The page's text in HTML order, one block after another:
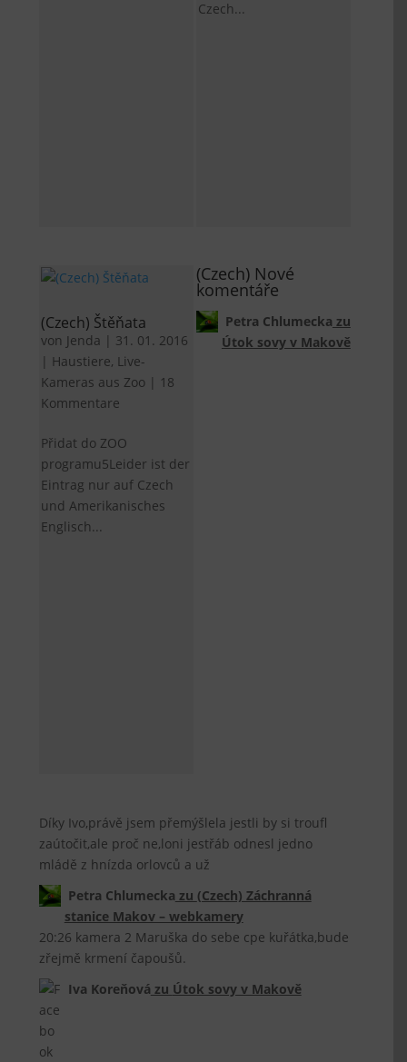
Czech...
(Czech) Štěňata
von Jenda | 31. 01. 2016
| Haustiere, Live-
Kameras aus Zoo | 18
Kommentare
Přidat do ZOO
programu5Leider ist der
Eintrag nur auf Czech
und Amerikanisches
Englisch...
(Czech) Nové
komentáře
Petra Chlumecka zu
Útok sovy v Makově
Díky Ivo,právě jsem přemýšlela jestli by si troufl
zaútočit,ale proč ne,loni jestřáb odnesl jedno
mládě z hnízda orlovců a už
Petra Chlumecka zu (Czech) Záchranná
stanice Makov – webkamery
20:26 kamera 2 Maruška do sebe cpe kuřátka,bude
zřejmě krmení čapoušů.
Iva Koreňová zu Útok sovy v Makově